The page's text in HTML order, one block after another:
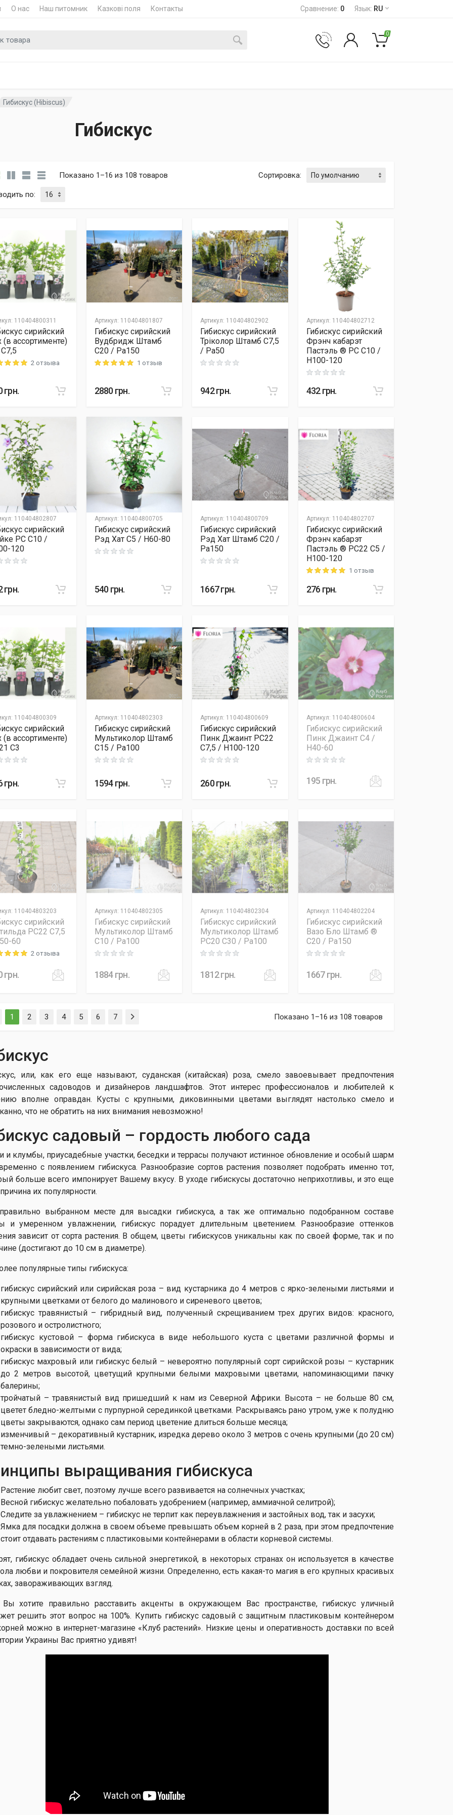
О нас Наш питомник Казкові поля Контакты Сравнение: 0 Язык: RU
0
Гибискус (Hibiscus)
Гибискус
Показано 1–16 из 108 товаров Сортировка:
по:
: 110404800311
сирийский
(в ассортименте)
5 out of 52 отзыва
грн.
Артикул: 110404801807
Гибискус сирийский
Вудбридж Штамб
C20 / Pa150
Rating: 5 out of 51 отзыв
2880 грн.
Артикул: 110404802902
Гибискус сирийский
Тріколор Штамб C7,5
/ Pa50
Rating: 0 out of 5
942грн.
Артикул: 110404802712
Гибискус сирийский
Фрэнч кабарэт
Пастэль ® PC C10 /
H100-120
Rating: 0 out of 5
432 грн.
: 110404802807
сирийский
PC C10 /
120
0 out of 5
грн.
Артикул: 110404800705
Гибискус сирийский
Рэд Хат C5 / H60-80
Rating: 0 out of 5
540 грн.
Артикул: 110404800709
Гибискус сирийский
Рэд Хат Штамб C20 /
Pa150
Rating: 0 out of 5
1667грн.
Артикул: 110404802707
Гибискус сирийский
Фрэнч кабарэт
Пастэль ® PC22 C5 /
H100-120
Rating: 5 out of 51 отзыв
276 грн.
: 110404800309
сирийский
(в ассортименте)
C3
0 out of 5
грн.
Артикул: 110404802303
Гибискус сирийский
Мультиколор Штамб
C15 / Pa100
Rating: 0 out of 5
1594 грн.
Артикул: 110404800609
Гибискус сирийский
Пинк Джаинт PC22
C7,5 / H100-120
Rating: 0 out of 5
260грн.
Артикул: 110404800604
Гибискус сирийский
Пинк Джаинт C4 /
H40-60
Rating: 0 out of 5
195 грн.
: 110404803203
сирийский
PC22 C7,5
60
5 out of 52 отзыва
грн.
Артикул: 110404802305
Гибискус сирийский
Мультиколор Штамб
C10 / Pa100
Rating: 0 out of 5
1884 грн.
Артикул: 110404802304
Гибискус сирийский
Мультиколор Штамб
PC20 C30 / Pa100
Rating: 0 out of 5
1812грн.
Артикул: 110404802204
Гибискус сирийский
Вазо Бло Штамб ®
C20 / Pa150
Rating: 0 out of 5
1667 грн.
1 (current)
2 3 4 5 6 7 Показано 1–16 из 108 товаров
или, как его еще называют, суданская (китайская) роза, смело завоевывает предпочтения
садоводов и дизайнеров ландшафтов. Этот интерес профессионалов и любителей к
вполне оправдан. Кусты с крупными, диковинными цветами выглядят настолько смело и
что не обратить на них внимания невозможно!
садовый – гордость любого сада
и клумбы, приусадебные участки, беседки и террасы получают истинное обновление и особый шарм
с появлением гибискуса. Разнообразие сортов растения позволяет подобрать именно тот,
больше всего импонирует Вашему вкусу. В уходе гибискусы достаточно неприхотливы, и это еще
их популярности.
выбранном месте для высадки гибискуса, а так же оптимально подобранном составе
и умеренном увлажнении, гибискус порадует длительным цветением. Разнообразие оттенков
зависит от сорта растения. В общем, цветы гибискусов уникальны как по своей форме, так и по
(достигают до 10 см в диаметре).
популярные типы гибискуса:
гибискус сирийский или сирийская роза – вид кустарника до 4 метров с ярко-зелеными листьями и
крупными цветками от белого до малинового и сиреневого цветов;
гибискус травянистый – гибридный вид, полученный скрещиванием трех других видов: красного,
розового и остролистного;
гибискус кустовой – форма гибискуса в виде небольшого куста с цветами различной формы и
окраски в зависимости от вида;
гибискус махровый или гибискус белый – невероятно популярный сорт сирийской розы – кустарник
до 2 метров высотой, цветущий крупными белыми махровыми цветами, напоминающими пачку
балерины;
тройчатый – травянистый вид пришедший к нам из Северной Африки. Высота – не больше 80 см,
цветет бледно-желтыми с пурпурной серединкой цветками. Раскрываясь рано утром, уже к полудню
цветы закрываются, однако сам период цветение длиться больше месяца;
изменчивый – декоративный кустарник, изредка дерево около 3 метров с очень крупными (до 20 см)
темно-зелеными листьями.
выращивания гибискуса
Растение любит свет, поэтому лучше всего развивается на солнечных участках;
Весной гибискус желательно побаловать удобрением (например, аммиачной селитрой);
Следите за увлажнением – гибискус не терпит как переувлажнения и застойных вод, так и засухи;
Ямка для посадки должна в своем объеме превышать объем корней в 2 раза, при этом предпочтение
стоит отдавать растениям с пластиковыми контейнерами в области корневой системы.
гибискус обладает очень сильной энергетикой, в некоторых странах он используется в качестве
любви и покровителя семейной жизни. Определенно, есть какая-то магия в его крупных красивых
завораживающих взгляд.
Вы хотите правильно расставить акценты в окружающем Вас пространстве, гибискус уличный
решить этот вопрос на 100%. Купить гибискус садовый с защитным пластиковым контейнером
можно в интернет-магазине «Клуб растений». Низкие цены и оперативность доставки по всей
Украины Вас приятно удивят!